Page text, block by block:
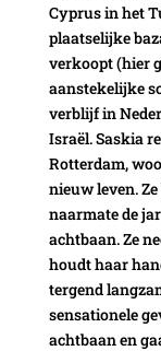
Cyprus in het
plaatselijke
verkoopt (hier
aanstekelijke
verblijf in
Israël. Saskia
Rotterdam,
nieuw leven.
naarmate de
achtbaan. Ze
houdt haar
tergend
sensationele
achtbaan en